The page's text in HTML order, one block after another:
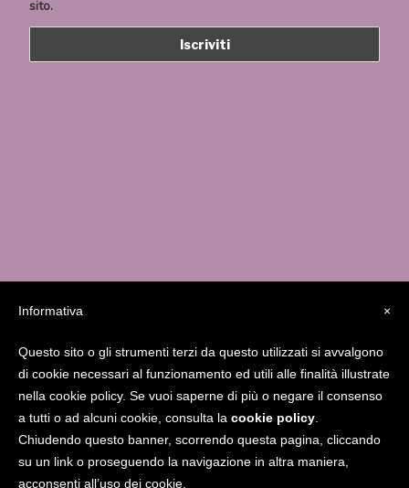
sito.
Studio MedicaFutura Via Serassi 13/a – 24124
Bergamo
338.8556841
giucarolei@gmail.com
www.gcarolei.com
Gcarolei
×
Informativa
Questo sito o gli strumenti terzi da questo utilizzati si avvalgono
di cookie necessari al funzionamento ed utili alle finalità illustrate
nella cookie policy. Se vuoi saperne di più o negare il consenso
a tutti o ad alcuni cookie, consulta la cookie policy
Chiudendo questo banner, scorrendo questa pagina, cliccando
su un link o proseguendo la navigazione in altra maniera,
acconsenti all’uso dei cookie.